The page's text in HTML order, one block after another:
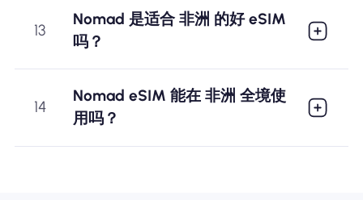
13
Nomad 是适合 非洲 的好 eSIM
吗？
14
Nomad eSIM 能在 非洲 全境使
用吗？